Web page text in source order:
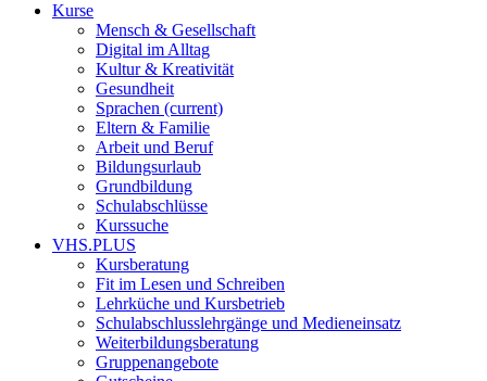
Kurse
Mensch & Gesellschaft
Digital im Alltag
Kultur & Kreativität
Gesundheit
Sprachen (current)
Eltern & Familie
Arbeit und Beruf
Bildungsurlaub
Grundbildung
Schulabschlüsse
Kurssuche
VHS.PLUS
Kursberatung
Fit im Lesen und Schreiben
Lehrküche und Kursbetrieb
Schulabschlusslehrgänge und Medieneinsatz
Weiterbildungsberatung
Gruppenangebote